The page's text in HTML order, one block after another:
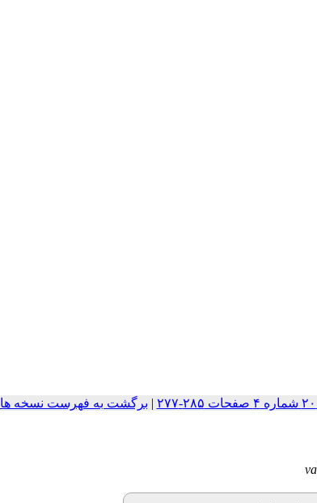
| برگشت به فهرست نسخه ها